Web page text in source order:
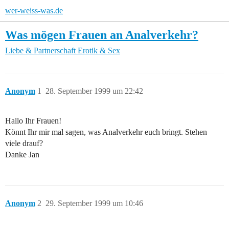
wer-weiss-was.de
Was mögen Frauen an Analverkehr?
Liebe & Partnerschaft Erotik & Sex
Anonym 28. September 1999 um 22:42
1
Hallo Ihr Frauen!
Könnt Ihr mir mal sagen, was Analverkehr euch bringt. Stehen
viele drauf?
Danke Jan
Anonym 29. September 1999 um 10:46
2